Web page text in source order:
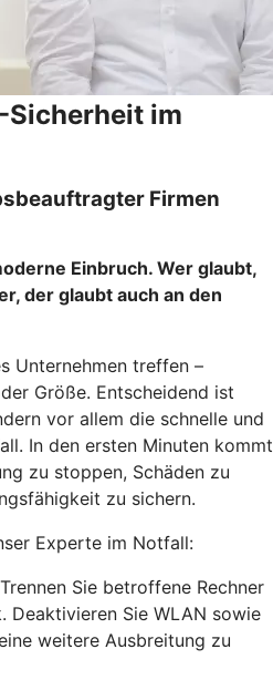
Sicherheit im
Firmen
Einbruch. Wer glaubt,
der glaubt auch an den
Unternehmen treffen –
Größe. Entscheidend ist
vor allem die schnelle und
In den ersten Minuten kommt
zu stoppen, Schäden zu
zu sichern.
Experte im Notfall:
Sie betroffene Rechner
Sie WLAN sowie
weitere Ausbreitung zu